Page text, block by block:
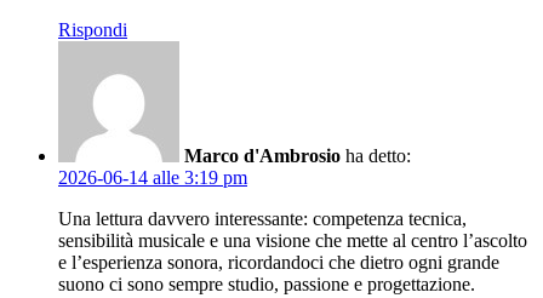
Rispondi
Marco d'Ambrosio ha detto:
2026-06-14 alle 3:19 pm
Una lettura davvero interessante: competenza tecnica,
sensibilità musicale e una visione che mette al centro l’ascolto
e l’esperienza sonora, ricordandoci che dietro ogni grande
suono ci sono sempre studio, passione e progettazione.